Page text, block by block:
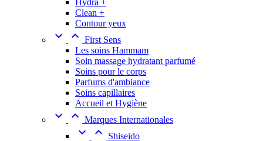
Clean +
Contour yeux
  First Sens
Les soins Hammam
Soin massage hydratant parfumé
Soins pour le corps
Parfums d'ambiance
Soins capillaires
Accueil et Hygiène
  Marques Internationales
 
Shiseido